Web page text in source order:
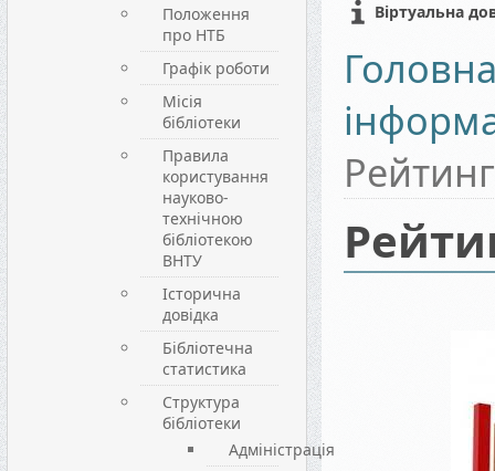
Положення
про НТБ
Графік роботи
Місія
бібліотеки
Правила
користування
науково-
технічною
бібліотекою
ВНТУ
Історична
довідка
Бібліотечна
статистика
Структура
бібліотеки
Адміністрація
Віртуальна